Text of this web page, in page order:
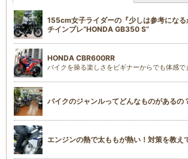
155cm女子ライダーの『少しは参考にな
チインプレ“HONDA GB350 S”
HONDA CBR600RR
バイクを操る楽しさをビギナーからでも体感で
バイクのジャンルってどんなものがあるの
エンジンの熱で太ももが熱い！対策を教え